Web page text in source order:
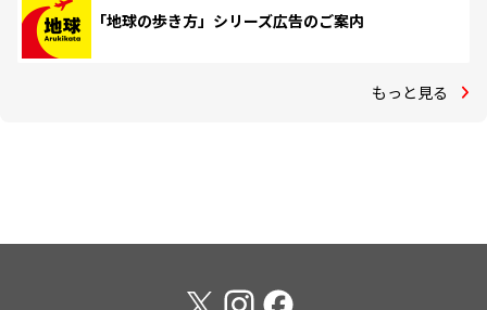
「地球の歩き方」シリーズ広告のご案内
もっと見る